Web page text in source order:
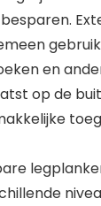
en
op de